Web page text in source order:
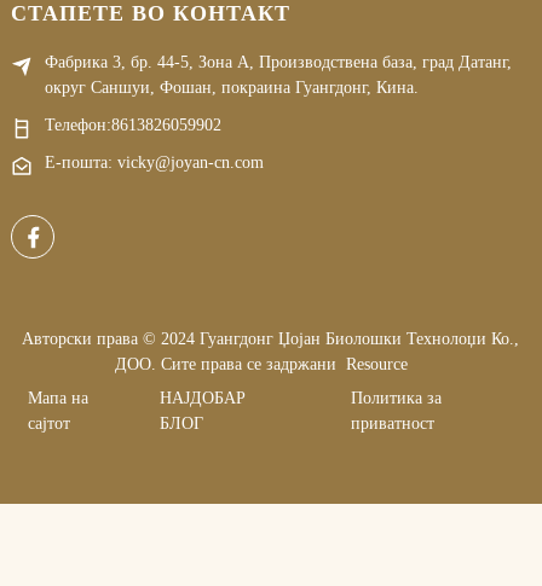
СТАПЕТЕ ВО КОНТАКТ
Фабрика 3, бр. 44-5, Зона А, Производствена база, град Датанг,
округ Саншуи, Фошан, покраина Гуангдонг, Кина.
Телефон:8613826059902
Е-пошта: vicky@joyan-cn.com
Авторски права © 2024 Гуангдонг Џојан Биолошки Технолоџи Ко.,
ДОО. Сите права се задржани
Resource
Мапа на
сајтот
НАЈДОБАР
БЛОГ
Политика за
приватност